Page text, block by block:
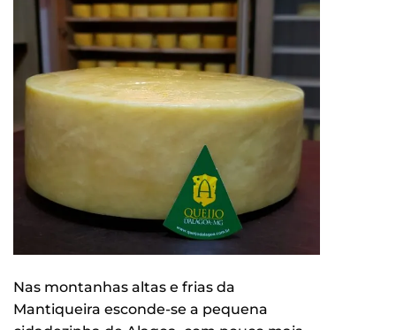
Nas montanhas altas e frias da
Mantiqueira esconde-se a pequena